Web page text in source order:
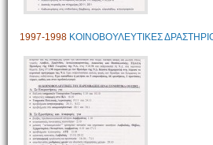
1997-1998 ΚΟΙΝΟΒΟΥΛΕΥΤΙΚΕΣ